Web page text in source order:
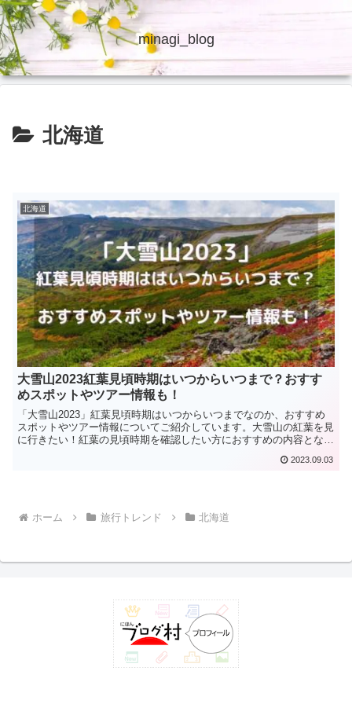
minagi_blog
北海道
北海道
大雪山2023紅葉見頃時期はいつからいつまで？おすす
めスポットやツアー情報も！
「大雪山2023」紅葉見頃時期はいつからいつまでなのか、おすすめ
スポットやツアー情報についてご紹介しています。大雪山の紅葉を見
に行きたい！紅葉の見頃時期を確認したい方におすすめの内容となっ
2023.09.03
ホーム 旅行トレンド 北海道